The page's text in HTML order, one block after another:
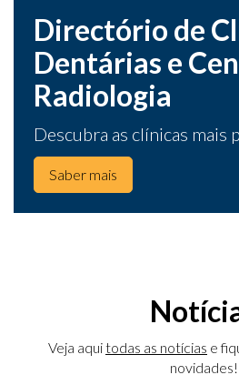
Directório de
Dentárias e
Radiologia
Descubra as clínicas mais
Saber mais
Veja aquitodas as notícias e
novidades!